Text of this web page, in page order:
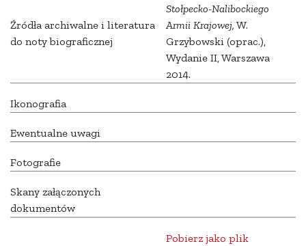
Źródła archiwalne i literatura
do noty biograficznej
Stołpecko-Nalibockiego
Armii Krajowej, W.
Grzybowski (oprac.),
Wydanie II, Warszawa
2014.
Ikonografia
Ewentualne uwagi
Fotografie
Skany załączonych
dokumentów
Pobierz jako plik